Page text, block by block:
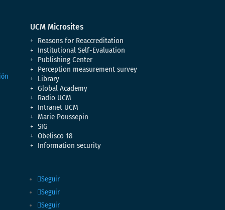
UCM Microsites
Reasons for Reaccreditation
Institutional Self-Evaluation
Publishing Center
Perception measurement survey
Library
Global Academy
Radio UCM
Intranet UCM
Marie Poussepin
SIG
Obelisco 18
Information security
Seguir
Seguir
Seguir